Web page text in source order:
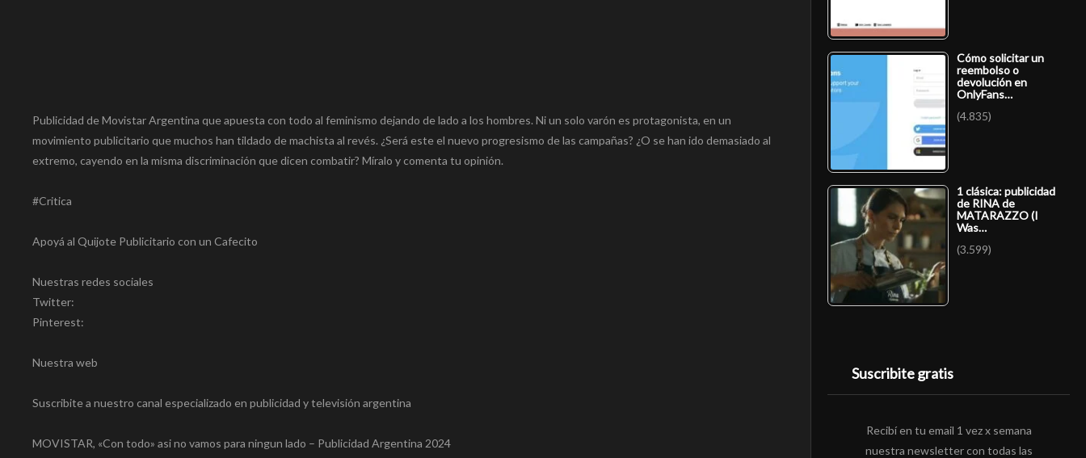
Publicidad de Movistar Argentina que apuesta con todo al feminismo dejando de lado a los hombres. Ni un solo varón es protagonista, en un
movimiento publicitario que muchos han tildado de machista al revés. ¿Será este el nuevo progresismo de las campañas? ¿O se han ido demasiado al
extremo, cayendo en la misma discriminación que dicen combatir? Míralo y comenta tu opinión.
#Critica
Apoyá al Quijote Publicitario con un Cafecito
Nuestras redes sociales
Twitter:
Pinterest:
Nuestra web
Suscribite a nuestro canal especializado en publicidad y televisión argentina
MOVISTAR, «Con todo» asi no vamos para ningun lado – Publicidad Argentina 2024
Cómo solicitar un
reembolso o
devolución en
OnlyFans…
(4.835)
1 clásica: publicidad
de RINA de
MATARAZZO (I
Was…
(3.599)
Suscribite gratis
Recibí en tu email 1 vez x semana
nuestra newsletter con todas las